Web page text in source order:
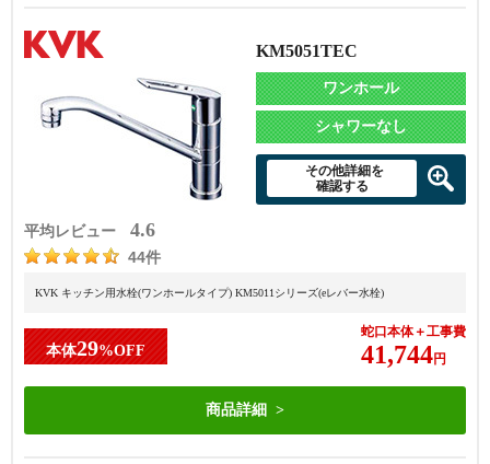
平均レビュー 4.6
44件
KM5051TEC
ワンホール
シャワーなし
その他詳細を
確認する
KVK キッチン用水栓(ワンホールタイプ) KM5011シリーズ(eレバー水栓)
本体29%OFF
蛇口本体＋工事費
41,744円
商品詳細